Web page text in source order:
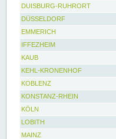
DUISBURG-RUHRORT
DÜSSELDORF
EMMERICH
IFFEZHEIM
KAUB
KEHL-KRONENHOF
KOBLENZ
KONSTANZ-RHEIN
KÖLN
LOBITH
MAINZ